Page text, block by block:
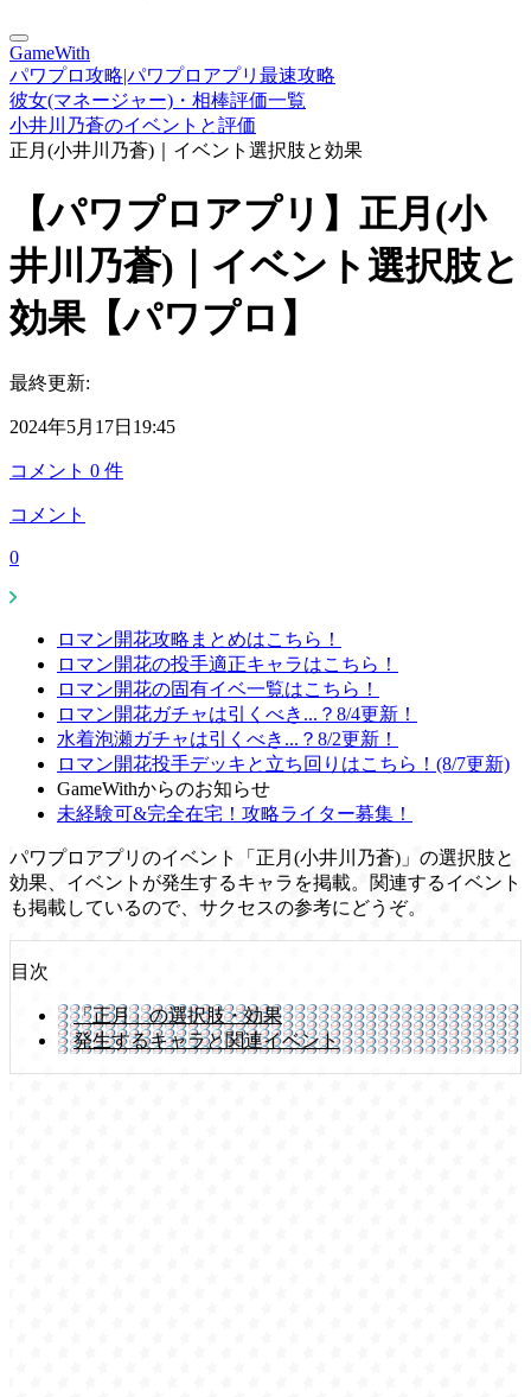
GameWith
パワプロ攻略|パワプロアプリ最速攻略
彼女(マネージャー)・相棒評価一覧
小井川乃蒼のイベントと評価
正月(小井川乃蒼)｜イベント選択肢と効果
【パワプロアプリ】正月(小
井川乃蒼)｜イベント選択肢と
効果【パワプロ】
最終更新:
2024年5月17日19:45
コメント 0 件
コメント
0
ロマン開花攻略まとめはこちら！
ロマン開花の投手適正キャラはこちら！
ロマン開花の固有イベ一覧はこちら！
ロマン開花ガチャは引くべき...？8/4更新！
水着泡瀬ガチャは引くべき...？8/2更新！
ロマン開花投手デッキと立ち回りはこちら！(8/7更新)
GameWithからのお知らせ
未経験可&完全在宅！攻略ライター募集！
パワプロアプリのイベント「正月(小井川乃蒼)」の選択肢と
効果、イベントが発生するキャラを掲載。関連するイベント
も掲載しているので、サクセスの参考にどうぞ。
目次
「正月」の選択肢・効果
発生するキャラと関連イベント